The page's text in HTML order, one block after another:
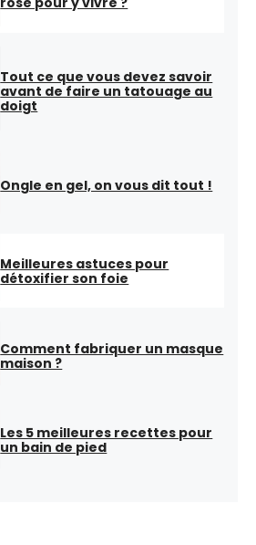
Tout ce que vous devez savoir
avant de faire un tatouage au
doigt
Ongle en gel, on vous dit tout !
Meilleures astuces pour
détoxifier son foie
Comment fabriquer un masque
maison ?
Les 5 meilleures recettes pour
un bain de pied